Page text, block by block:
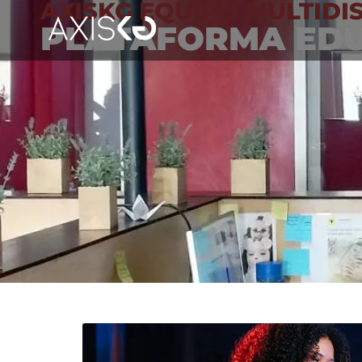
AXISKG EQUIPO
PLATAFORMA